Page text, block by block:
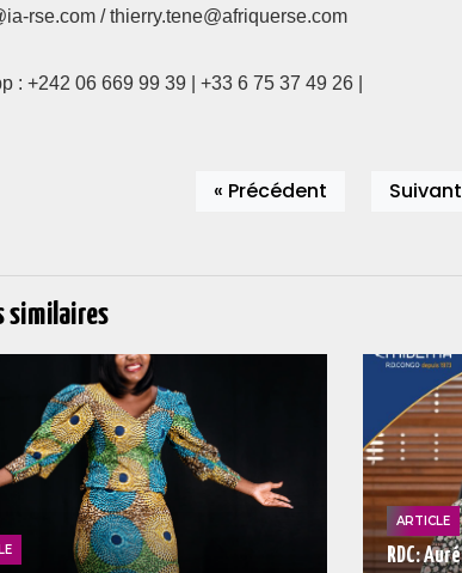
rse.com / thierry.tene@afriquerse.com
: +242 06 669 99 39 | +33 6 75 37 49 26 |
« Précédent
similaires
ARTICLE
RDC: